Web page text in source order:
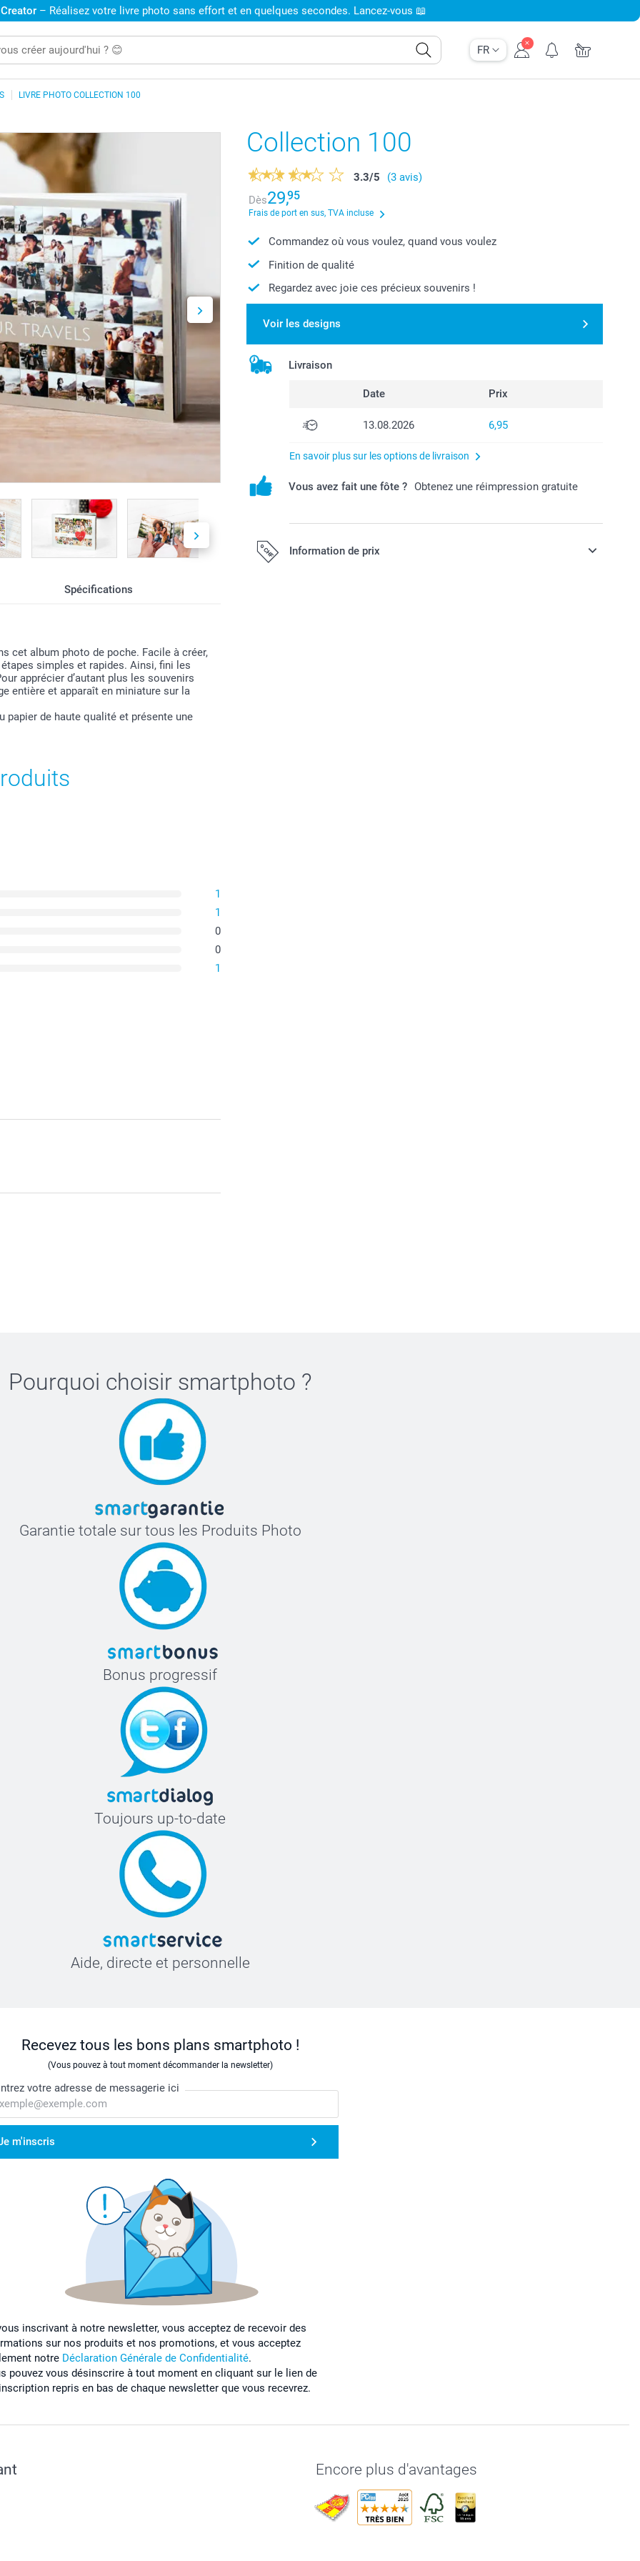
FR
– Réalisez votre livre photo sans effort et en quelques secondes. Lancez-vous 📖
LIVRE PHOTO COLLECTION 100
Spécifications
cet album photo de poche. Facile à créer,
simples et rapides. Ainsi, fini les
apprécier d’autant plus les souvenirs
entière et apparaît en miniature sur la
papier de haute qualité et présente une
Collection 100
3.3/5
(3 avis)
Dès29,95
Frais de port en sus, TVA incluse
Commandez où vous voulez, quand vous voulez
Finition de qualité
Regardez avec joie ces précieux souvenirs !
Voir les designs
Livraison
Date Prix
13.08.2026 6,95
En savoir plus sur les options de livraison
Vous avez fait une fôte ? Obtenez une réimpression gratuite
Information de prix
1
1
0
0
1
Pourquoi choisir smartphoto ?
Garantie totale sur tous les Produits Photo
Bonus progressif
Toujours up-to-date
Aide, directe et personnelle
Recevez tous les bons plans smartphoto !
(Vous pouvez à tout moment décommander la newsletter)
votre adresse de messagerie ici
m'inscris
inscrivant à notre newsletter, vous acceptez de recevoir des
sur nos produits et nos promotions, et vous acceptez
notre Déclaration Générale de Confidentialité.
pouvez vous désinscrire à tout moment en cliquant sur le lien de
repris en bas de chaque newsletter que vous recevrez.
Encore plus d'avantages